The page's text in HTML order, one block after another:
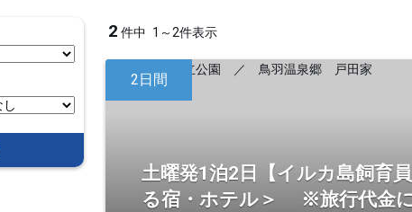
2 件中 1～2件表示
2日間
土曜発1泊2日【イルカ島飼育
る宿・ホテル＞ ※旅行代金に